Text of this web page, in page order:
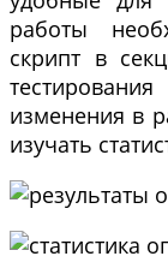
работы
скрипт в
изменения в
изучать